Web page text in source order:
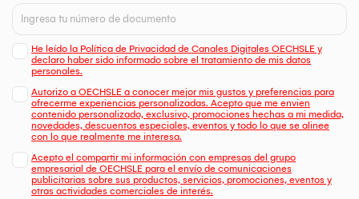
He leído la Política de Privacidad de Canales Digitales OECHSLE y
declaro haber sido informado sobre el tratamiento de mis datos
personales.
Autorizo a OECHSLE a conocer mejor mis gustos y preferencias para
ofrecerme experiencias personalizadas. Acepto que me envien
contenido personalizado, exclusivo, promociones hechas a mi medida,
novedades, descuentos especiales, eventos y todo lo que se alinee
con lo que realmente me interesa.
Acepto el compartir mi información con empresas del grupo
empresarial de OECHSLE para el envío de comunicaciones
publicitarias sobre sus productos, servicios, promociones, eventos y
otras actividades comerciales de interés.